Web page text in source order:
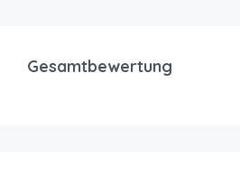
Gesamtbewertung